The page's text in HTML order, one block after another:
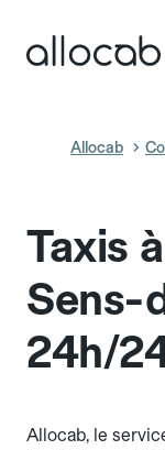
Allocab
Taxis
Sens-
24h/
Allocab, le